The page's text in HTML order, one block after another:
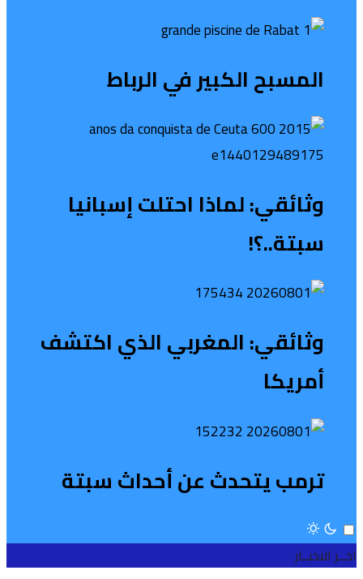
المسبح الكبير في الرباط
وثائقي: لماذا احتلت إسبانيا
سبتة..؟!
وثائقي: المغربي الذي اكتشف
أمريكا
ترمب يتحدث عن أحداث سبتة
اخــر الاخبــار